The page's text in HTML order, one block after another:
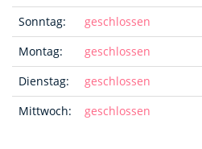
Sonntag:
geschlossen
Montag:
geschlossen
Dienstag:
geschlossen
Mittwoch:
geschlossen